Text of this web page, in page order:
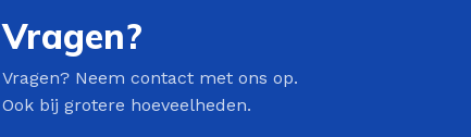
Vragen?
Vragen? Neem contact met ons op.
Ook bij grotere hoeveelheden.